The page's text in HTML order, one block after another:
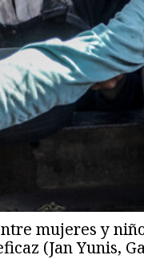
mujeres y
(Jan Yunis,